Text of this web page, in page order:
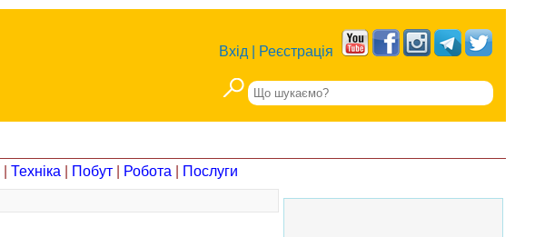
Вхід Реєстрація
Техніка Побут Робота
Послуги